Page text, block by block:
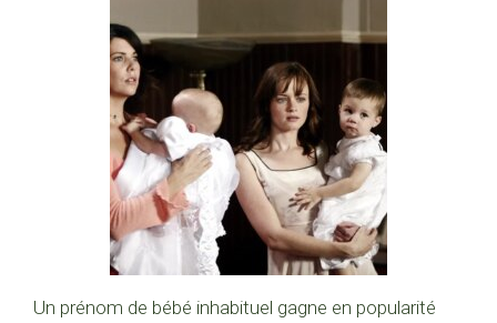
Un prénom de bébé inhabituel gagne en popularité